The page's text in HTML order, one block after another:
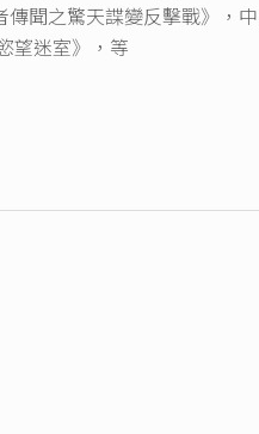
聞之驚天諜變反擊戰》，
望迷室》，等
2016